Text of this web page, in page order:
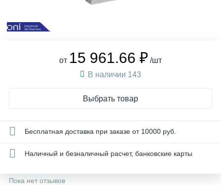
от 15 961.66 ₽ /шт
В наличии 143
Выбрать товар
Бесплатная доставка при заказе от 10000 руб.
Наличный и безналичный расчет, банковские карты
Пока нет отзывов